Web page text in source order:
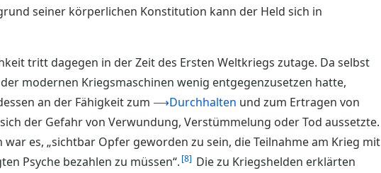
seiner körperlichen Konstitution kann der Held sich in
tritt dagegen in der Zeit des Ersten Weltkriegs zutage. Da selbst
modernen Kriegsmaschinen wenig entgegenzusetzen hatte,
an der Fähigkeit zum ⟶Durchhalten und zum Ertragen von
der Gefahr von Verwundung, Verstümmelung oder Tod aussetzte.
es, „sichtbar Opfer geworden zu sein, die Teilnahme am Krieg mit
Psyche bezahlen zu müssen“. 8
Die zu Kriegshelden erklärten